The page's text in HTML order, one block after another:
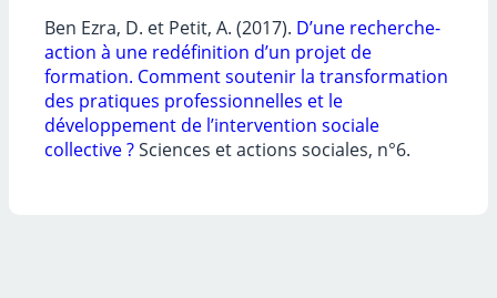
Ben Ezra, D. et Petit, A. (2017). D’une recherche-
action à une redéfinition d’un projet de
formation. Comment soutenir la transformation
des pratiques professionnelles et le
développement de l’intervention sociale
collective ?Sciences et actions sociales, n°6.